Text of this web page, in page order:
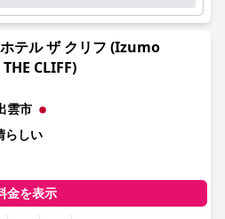
めに十分で安全なスペースが提供さ
駐車場が無料で利用できるため、
ては便利です。
適さとサイズが高く評価されてお
が安らかな眠りをもたらしていま
ックス感を与え、ベッドはゲスト
なっています。
テルは、快適さ、清潔さ、優れたサ
らぎと便利な滞在を求める旅行者に
います。
テル ザ クリフ (Izumo
CLIFF)
雲市
らしい
金を表示